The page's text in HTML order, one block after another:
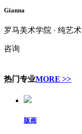
Gianna
罗马美术学院 · 纯艺术
咨询
热门专业MORE >>
版画